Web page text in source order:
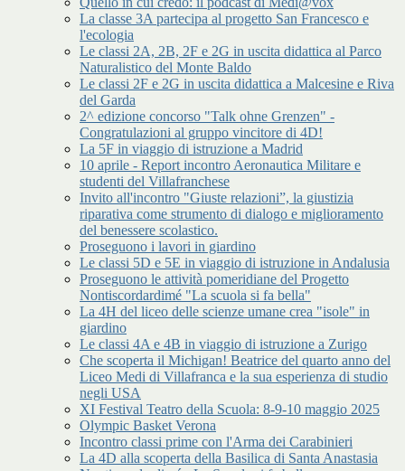
La classe 3A partecipa al progetto San Francesco e
l'ecologia
Le classi 2A, 2B, 2F e 2G in uscita didattica al Parco
Naturalistico del Monte Baldo
Le classi 2F e 2G in uscita didattica a Malcesine e Riva
del Garda
2^ edizione concorso "Talk ohne Grenzen" -
Congratulazioni al gruppo vincitore di 4D!
La 5F in viaggio di istruzione a Madrid
10 aprile - Report incontro Aeronautica Militare e
studenti del Villafranchese
Invito all'incontro "Giuste relazioni”, la giustizia
riparativa come strumento di dialogo e miglioramento
del benessere scolastico.
Proseguono i lavori in giardino
Le classi 5D e 5E in viaggio di istruzione in Andalusia
Proseguono le attività pomeridiane del Progetto
Nontiscordardimé "La scuola si fa bella"
La 4H del liceo delle scienze umane crea "isole" in
giardino
Le classi 4A e 4B in viaggio di istruzione a Zurigo
Che scoperta il Michigan! Beatrice del quarto anno del
Liceo Medi di Villafranca e la sua esperienza di studio
negli USA
XI Festival Teatro della Scuola: 8-9-10 maggio 2025
Olympic Basket Verona
Incontro classi prime con l'Arma dei Carabinieri
La 4D alla scoperta della Basilica di Santa Anastasia